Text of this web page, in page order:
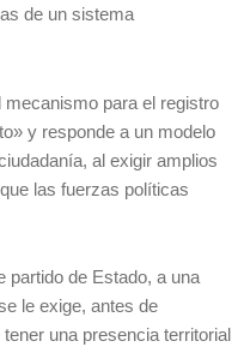
de un sistema
mecanismo para el registro
y responde a un modelo
al exigir amplios
las fuerzas políticas
partido de Estado, a una
le exige, antes de
una presencia territorial